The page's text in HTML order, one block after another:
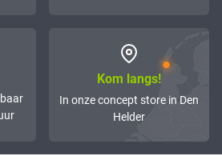
Kom langs!
In onze concept store in Den
Helder